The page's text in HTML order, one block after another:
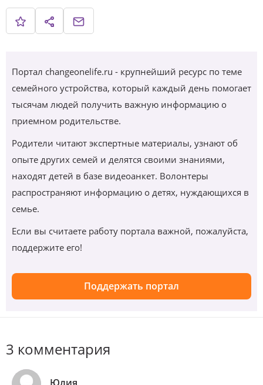
Портал changeonelife.ru - крупнейший ресурс по теме
семейного устройства, который каждый день помогает
тысячам людей получить важную информацию о
приемном родительстве.
Родители читают экспертные материалы, узнают об
опыте других семей и делятся своими знаниями,
находят детей в базе видеоанкет. Волонтеры
распространяют информацию о детях, нуждающихся в
семье.
Если вы считаете работу портала важной, пожалуйста,
поддержите его!
Поддержать портал
3 комментария